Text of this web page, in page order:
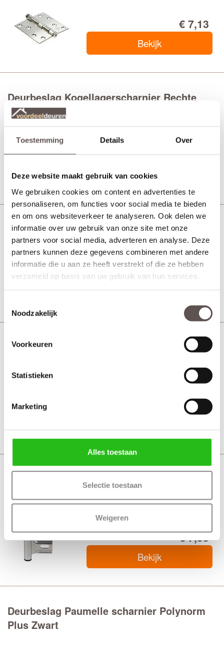
Toestemming Details Over
Deze website maakt gebruik van cookies
We gebruiken cookies om content en advertenties te
personaliseren, om functies voor social media te bieden
en om ons websiteverkeer te analyseren. Ook delen we
informatie over uw gebruik van onze site met onze
partners voor social media, adverteren en analyse. Deze
partners kunnen deze gegevens combineren met andere
informatie die u aan ze heeft verstrekt of die ze hebben
verzameld op basis van uw gebruik van hun services.
Noodzakelijk
Voorkeuren
Statistieken
Marketing
Alles toestaan
Selectie toestaan
Weigeren
€ 7,13
Bekijk
Deurbeslag Kogellagerscharnier Rechte
hoeken 89 mm zwart
€ 12,50
Bekijk
Deurbeslag Paumelle scharnier Polynorm
€ 6,60
Bekijk
Deurbeslag Paumelle scharnier Polynorm
€ 9,45
Deurbeslag Paumelle scharnier Polynorm
€ 7,55
Bekijk
Deurbeslag Paumelle scharnier Polynorm
Plus Zwart